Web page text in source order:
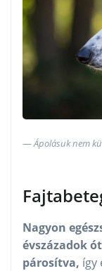
Ápolásuk nem
Nagyon
évszázadok
párosítva, így